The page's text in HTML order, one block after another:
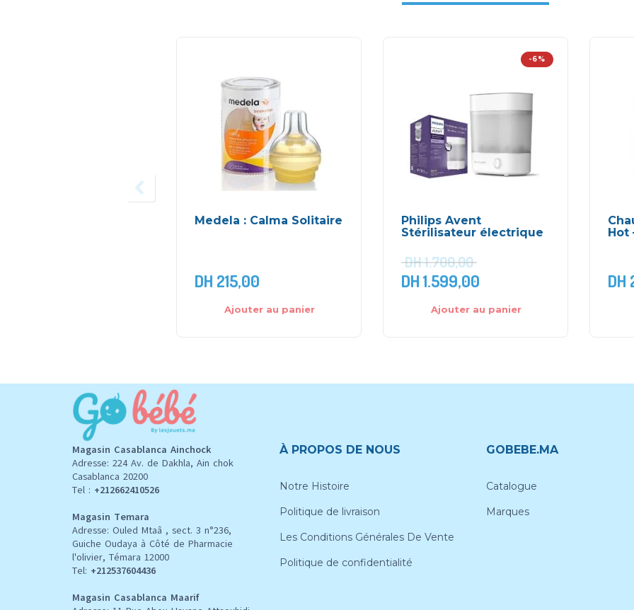
Medela : Calma Solitaire
DH 215,00
Ajouter au panier
-6%
Philips Avent
Stérilisateur électrique
DH1.700,00
DH1.599,00
Ajouter au panier
Hot
DH
Magasin Casablanca Ainchock
Adresse: 224 Av. de Dakhla, Ain chok
Casablanca 20200
Tel : +212662410526
Magasin Temara
Adresse: Ouled Mtaâ , sect. 3 n°236,
Guiche Oudaya à Côté de Pharmacie
l'olivier, Témara 12000
Tel: +212537604436
Magasin Casablanca Maarif
À PROPOS DE NOUS
Notre Histoire
Politique de livraison
Les Conditions Générales De Vente
Politique de confidentialité
GOBEBE.MA
Catalogue
Marques